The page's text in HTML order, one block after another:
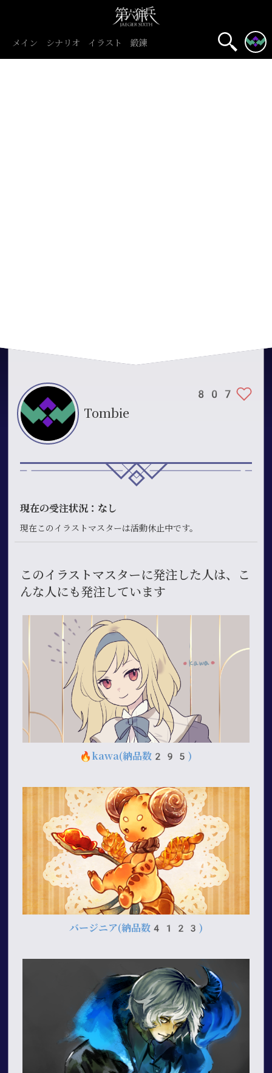
メイン シナリオ イラスト 鍛錬
807
Tombie
現在の受注状況：なし
現在このイラストマスターは活動休止中です。
このイラストマスターに発注した人は、こ
んな人にも発注しています
🔥 kawa(納品数295)
バージニア(納品数4123)